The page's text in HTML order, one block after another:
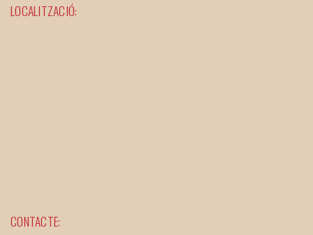
LOCALITZACIÓ:
CONTACTE: